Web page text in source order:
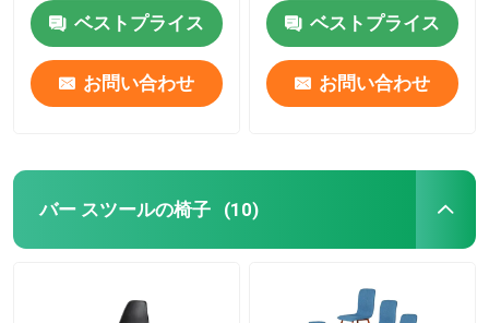
ベストプライス
お問い合わせ
ベストプライス
お問い合わせ
バー スツールの椅子 (10)